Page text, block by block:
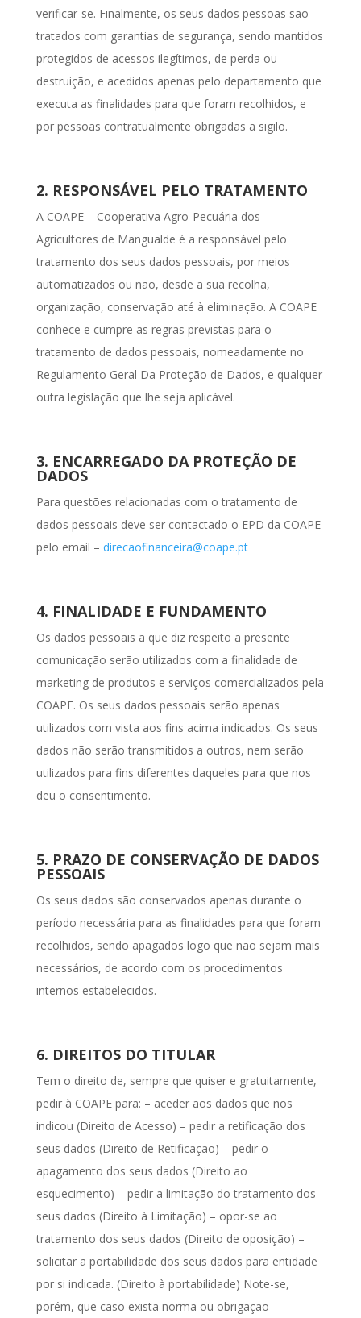
verificar-se. Finalmente, os seus dados pessoas são
tratados com garantias de segurança, sendo mantidos
protegidos de acessos ilegítimos, de perda ou
destruição, e acedidos apenas pelo departamento que
executa as finalidades para que foram recolhidos, e
por pessoas contratualmente obrigadas a sigilo.
2. RESPONSÁVEL PELO TRATAMENTO
A COAPE – Cooperativa Agro-Pecuária dos
Agricultores de Mangualde é a responsável pelo
tratamento dos seus dados pessoais, por meios
automatizados ou não, desde a sua recolha,
organização, conservação até à eliminação. A COAPE
conhece e cumpre as regras previstas para o
tratamento de dados pessoais, nomeadamente no
Regulamento Geral Da Proteção de Dados, e qualquer
outra legislação que lhe seja aplicável.
3. ENCARREGADO DA PROTEÇÃO DE
DADOS
Para questões relacionadas com o tratamento de
dados pessoais deve ser contactado o EPD da COAPE
pelo email – direcaofinanceira@coape.pt
4. FINALIDADE E FUNDAMENTO
Os dados pessoais a que diz respeito a presente
comunicação serão utilizados com a finalidade de
marketing de produtos e serviços comercializados pela
COAPE. Os seus dados pessoais serão apenas
utilizados com vista aos fins acima indicados. Os seus
dados não serão transmitidos a outros, nem serão
utilizados para fins diferentes daqueles para que nos
deu o consentimento.
5. PRAZO DE CONSERVAÇÃO DE DADOS
PESSOAIS
Os seus dados são conservados apenas durante o
período necessária para as finalidades para que foram
recolhidos, sendo apagados logo que não sejam mais
necessários, de acordo com os procedimentos
internos estabelecidos.
6. DIREITOS DO TITULAR
Tem o direito de, sempre que quiser e gratuitamente,
pedir à COAPE para: – aceder aos dados que nos
indicou (Direito de Acesso) – pedir a retificação dos
seus dados (Direito de Retificação) – pedir o
apagamento dos seus dados (Direito ao
esquecimento) – pedir a limitação do tratamento dos
seus dados (Direito à Limitação) – opor-se ao
tratamento dos seus dados (Direito de oposição) –
solicitar a portabilidade dos seus dados para entidade
por si indicada. (Direito à portabilidade) Note-se,
porém, que caso exista norma ou obrigação